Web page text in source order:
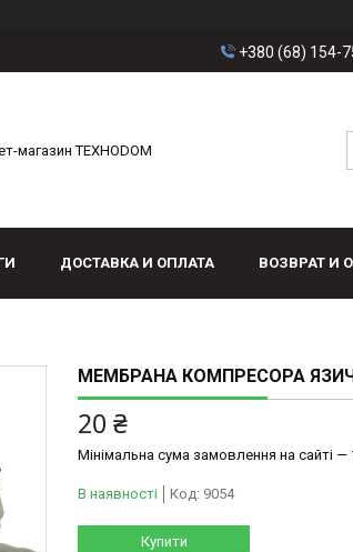
+380 (68) 154-
магазин ТЕХНОDOM
ДОСТАВКА И ОПЛАТА ВОЗВРАТ И
МЕМБРАНА КОМПРЕСОРА
20 ₴
Мінімальна сума замовлення на сайті —
В наявності Код: 9054
Купити